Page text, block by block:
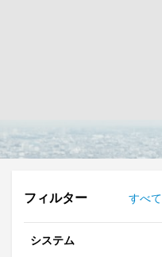
移
プロ
フィルター すべ
システム